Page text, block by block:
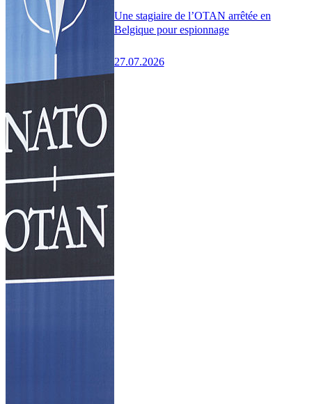
Une stagiaire de l’OTAN arrêtée en
Belgique pour espionnage
27.07.2026